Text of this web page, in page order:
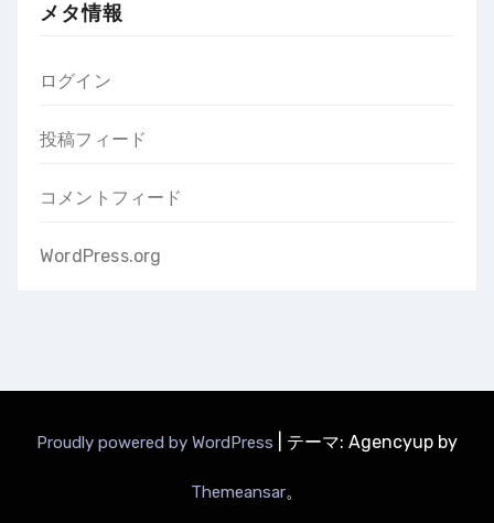
メタ情報
ログイン
投稿フィード
コメントフィード
WordPress.org
Proudly powered by WordPress テーマ: Agencyup by
Themeansar。